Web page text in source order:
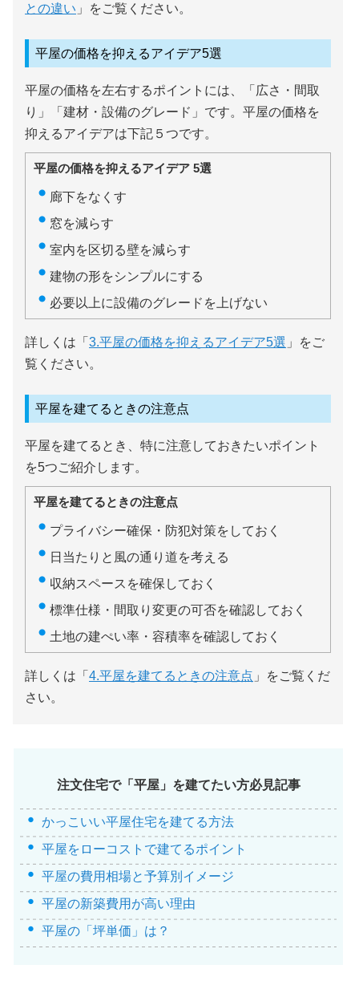
との違い 」をご覧ください。
平屋の価格を抑えるアイデア5選
平屋の価格を左右するポイントには、「広さ・間取
り」「建材・設備のグレード」です。平屋の価格を
抑えるアイデアは下記５つです。
平屋の価格を抑えるアイデア 5選
廊下をなくす
窓を減らす
室内を区切る壁を減らす
建物の形をシンプルにする
必要以上に設備のグレードを上げない
詳しくは「 3.平屋の価格を抑えるアイデア5選 」をご
覧ください。
平屋を建てるときの注意点
平屋を建てるとき、特に注意しておきたいポイント
を5つご紹介します。
平屋を建てるときの注意点
プライバシー確保・防犯対策をしておく
日当たりと風の通り道を考える
収納スペースを確保しておく
標準仕様・間取り変更の可否を確認しておく
土地の建ぺい率・容積率を確認しておく
詳しくは「 4.平屋を建てるときの注意点 」をご覧くだ
さい。
注文住宅で「平屋」を建てたい方必見記事
かっこいい平屋住宅を建てる方法
平屋をローコストで建てるポイント
平屋の費用相場と予算別イメージ
平屋の新築費用が高い理由
平屋の「坪単価」は？